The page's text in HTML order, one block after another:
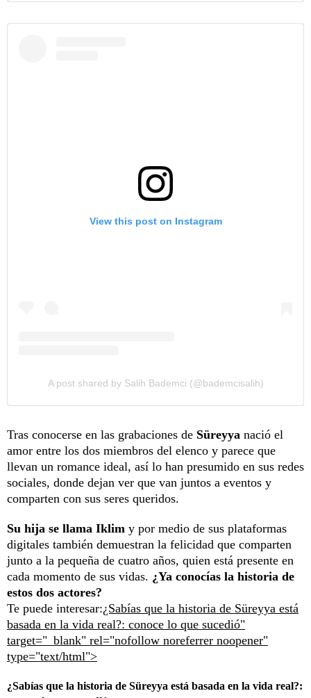
View this post on Instagram
A post shared by Salih Bademci (@bademcisalih)
Tras conocerse en las grabaciones de Süreyya nació el
amor entre los dos miembros del elenco y parece que
llevan un romance ideal, así lo han presumido en sus redes
sociales, donde dejan ver que van juntos a eventos y
comparten con sus seres queridos.
Su hija se llama Iklim y por medio de sus plataformas
digitales también demuestran la felicidad que comparten
junto a la pequeña de cuatro años, quien está presente en
cada momento de sus vidas. ¿Ya conocías la historia de
estos dos actores?
Te puede interesar:¿Sabías que la historia de Süreyya está
basada en la vida real?: conoce lo que sucedió"
target="_blank" rel="nofollow noreferrer noopener"
type="text/html">
¿Sabías que la historia de Süreyya está basada en la vida real?: